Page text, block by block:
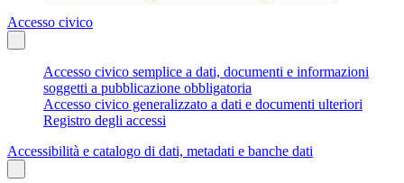
Accesso civico
Accesso civico semplice a dati, documenti e informazioni
soggetti a pubblicazione obbligatoria
Accesso civico generalizzato a dati e documenti ulteriori
Registro degli accessi
Accessibilità e catalogo di dati, metadati e banche dati